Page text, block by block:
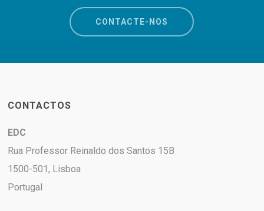
CONTACTE-NOS
CONTACTOS
EDC
Rua Professor Reinaldo dos Santos 15B
1500-501, Lisboa
Portugal